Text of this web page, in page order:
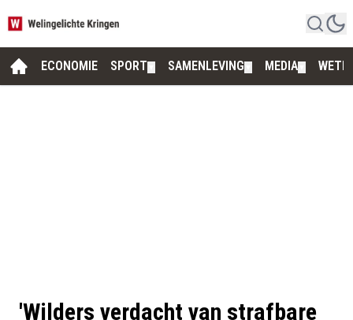
ECONOMIE SPORT SAMENLEVING MEDIA
'Wilders verdacht van strafbare